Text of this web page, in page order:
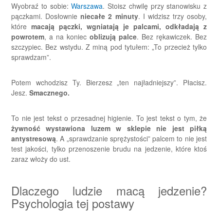
Wyobraź to sobie:Warszawa. Stoisz chwilę przy stanowisku z
pączkami. Dosłownie niecałe 2 minuty. I widzisz trzy osoby,
które macają pączki, wgniatają je palcami, odkładają z
powrotem, a na koniec oblizują palce. Bez rękawiczek. Bez
szczypiec. Bez wstydu. Z miną pod tytułem: „To przecież tylko
sprawdzam”.
Potem wchodzisz Ty. Bierzesz „ten najładniejszy”. Płacisz.
Jesz. Smacznego.
To nie jest tekst o przesadnej higienie. To jest tekst o tym, że
żywność wystawiona luzem w sklepie nie jest piłką
antystresową. A „sprawdzanie sprężystości” palcem to nie jest
test jakości, tylko przenoszenie brudu na jedzenie, które ktoś
zaraz włoży do ust.
Dlaczego ludzie macą jedzenie?
Psychologia tej postawy